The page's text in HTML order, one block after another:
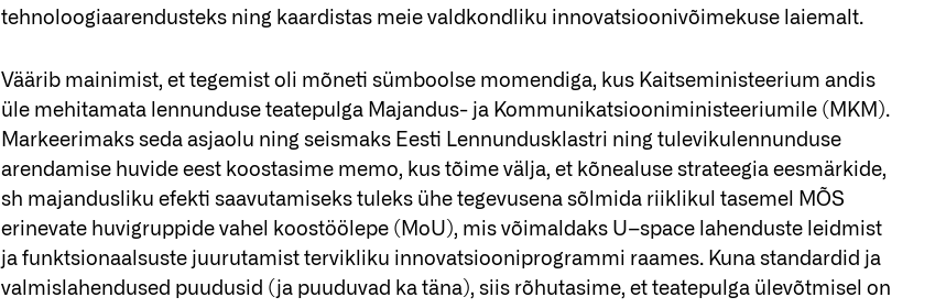
tehnoloogiaarendusteks ning kaardistas meie valdkondliku innovatsioonivõimekuse laiemalt.
Väärib mainimist, et tegemist oli mõneti sümboolse momendiga, kus Kaitseministeerium andis
üle mehitamata lennunduse teatepulga Majandus- ja Kommunikatsiooniministeeriumile (MKM).
Markeerimaks seda asjaolu ning seismaks Eesti Lennundusklastri ning tulevikulennunduse
arendamise huvide eest koostasime memo, kus tõime välja, et kõnealuse strateegia eesmärkide,
sh majandusliku efekti saavutamiseks tuleks ühe tegevusena sõlmida riiklikul tasemel MÕS
erinevate huvigruppide vahel koostöölepe (MoU), mis võimaldaks U–space lahenduste leidmist
ja funktsionaalsuste juurutamist tervikliku innovatsiooniprogrammi raames. Kuna standardid ja
valmislahendused puudusid (ja puuduvad ka täna), siis rõhutasime, et teatepulga ülevõtmisel on